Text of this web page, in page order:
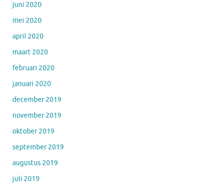
juni 2020
mei 2020
april 2020
maart 2020
februari 2020
januari 2020
december 2019
november 2019
oktober 2019
september 2019
augustus 2019
juli 2019